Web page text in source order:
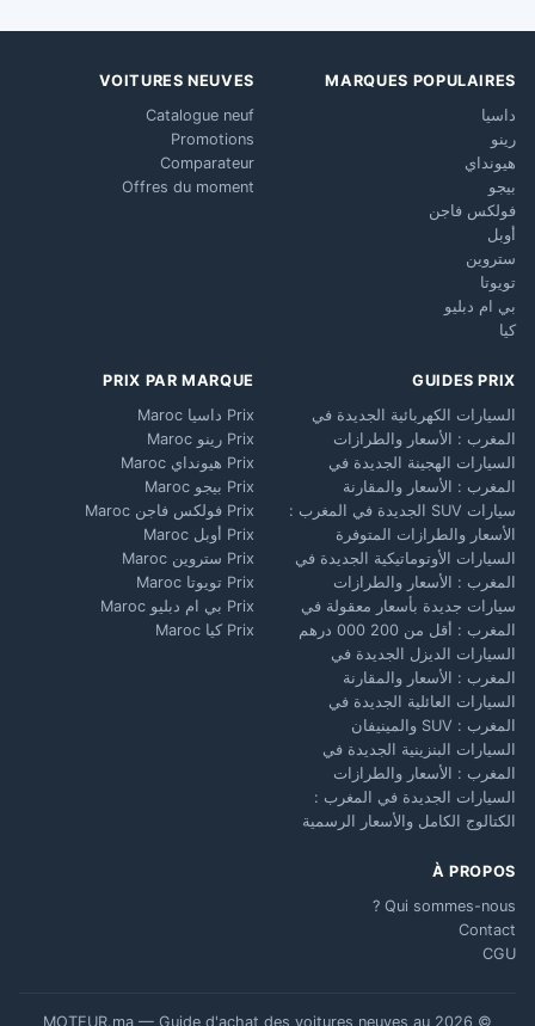
MARQUES POPULAIRES
داسيا
رينو
هيونداي
بيجو
فولكس فاجن
أوبل
ستروين
تويوتا
بي ام دبليو
كيا
VOITURES NEUVES
Catalogue neuf
Promotions
Comparateur
Offres du moment
GUIDES PRIX
السيارات الكهربائية الجديدة في
المغرب : الأسعار والطرازات
السيارات الهجينة الجديدة في
المغرب : الأسعار والمقارنة
سيارات SUV الجديدة في المغرب :
الأسعار والطرازات المتوفرة
السيارات الأوتوماتيكية الجديدة في
المغرب : الأسعار والطرازات
سيارات جديدة بأسعار معقولة في
المغرب : أقل من 200 000 درهم
السيارات الديزل الجديدة في
المغرب : الأسعار والمقارنة
السيارات العائلية الجديدة في
المغرب : SUV والمينيفان
السيارات البنزينية الجديدة في
المغرب : الأسعار والطرازات
السيارات الجديدة في المغرب :
الكتالوج الكامل والأسعار الرسمية
PRIX PAR MARQUE
Prix داسيا Maroc
Prix رينو Maroc
Prix هيونداي Maroc
Prix بيجو Maroc
Prix فولكس فاجن Maroc
Prix أوبل Maroc
Prix ستروين Maroc
Prix تويوتا Maroc
Prix بي ام دبليو Maroc
Prix كيا Maroc
À PROPOS
Qui sommes-nous ?
Contact
CGU
© 2026 MOTEUR.ma — Guide d'achat des voitures neuves au